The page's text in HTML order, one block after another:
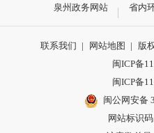
泉州政务网站 省内
联系我们 | 网站地图 | 版
闽ICP备
闽ICP备
闽公网安备
网站标识